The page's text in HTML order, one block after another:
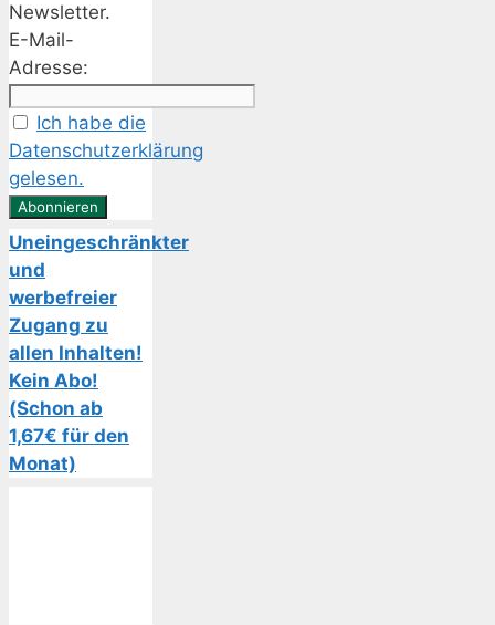
Newsletter.
E-Mail-
Adresse:
Ich habe die
Datenschutzerklärung
gelesen.
Uneingeschränkter
und
werbefreier
Zugang zu
allen Inhalten!
Kein Abo!
(Schon ab
1,67€ für den
Monat)